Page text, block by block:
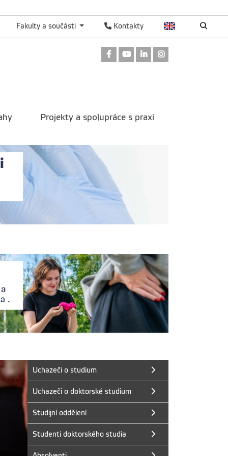
Kontakty
Fakulty a součásti
Odkaz na Facebook
Odkaz na Youtube
Odkaz na LinkedIn
Projekty a spolupráce s praxí
Uchazeči o studium
Uchazeči o doktorské studium
Studijní oddělení
Studenti doktorského studia